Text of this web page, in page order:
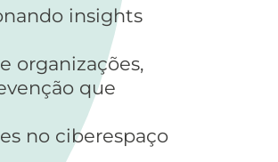
insights
organizações,
que
no ciberespaço